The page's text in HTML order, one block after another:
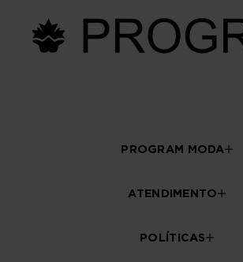
PROGRAM MODA
ATENDIMENTO
POLÍTICAS